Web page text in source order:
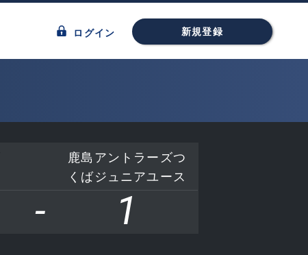
ログイン 新規登録
鹿島アントラーズつ
くばジュニアユース
- 1